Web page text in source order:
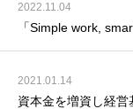
2022.11.04
「Simple work,
2021.01.14
資本金を増資し経営